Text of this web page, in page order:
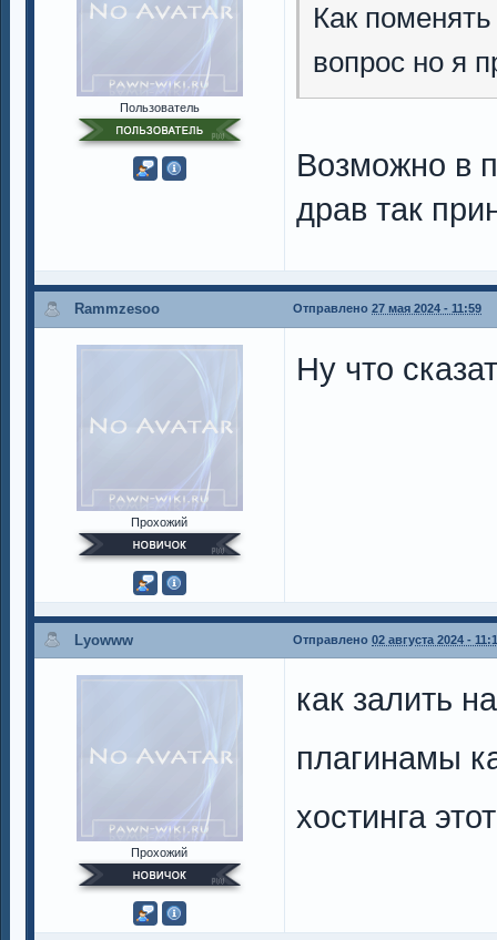
Пользователь
Как
вопрос но я
Возможно в
драв так
Rammzesoo Отправлено 27 мая 2024 - 11:59
Прохожий
Ну что
Lyowww Отправлено 02 августа 2024 -
Прохожий
как залить
плагинамы
хостинга